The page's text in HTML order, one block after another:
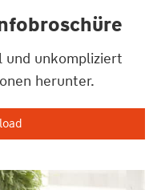
und unkompliziert
herunter.